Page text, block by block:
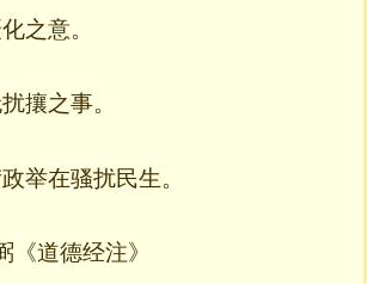
之意。
攘之事。
举在骚扰民生。
《道德经注》